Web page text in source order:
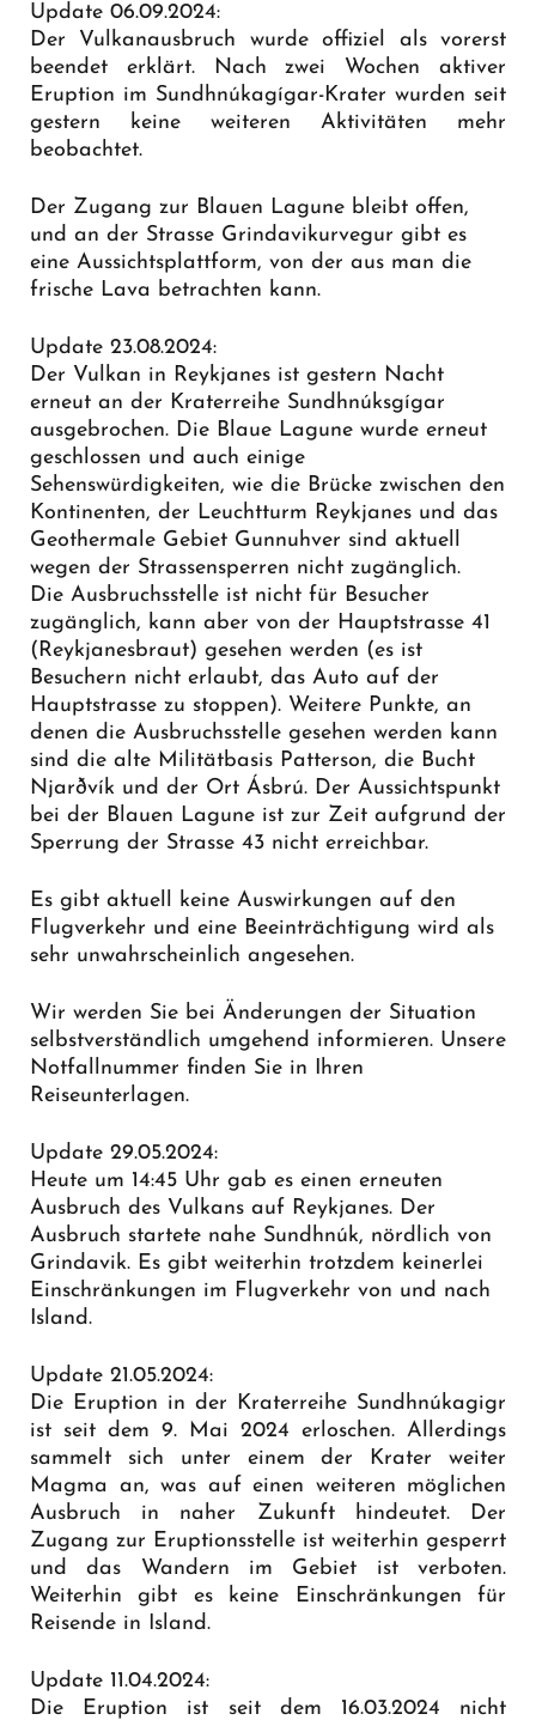
Update 06.09.2024:
Der Vulkanausbruch wurde offiziel als vorerst
beendet erklärt. Nach zwei Wochen aktiver
Eruption im Sundhnúkagígar-Krater wurden seit
gestern keine weiteren Aktivitäten mehr
beobachtet.
Der Zugang zur Blauen Lagune bleibt offen,
und an der Strasse Grindavikurvegur gibt es
eine Aussichtsplattform, von der aus man die
frische Lava betrachten kann.
Update 23.08.2024:
Der Vulkan in Reykjanes ist gestern Nacht
erneut an der Kraterreihe Sundhnúksgígar
ausgebrochen. Die Blaue Lagune wurde erneut
geschlossen und auch einige
Sehenswürdigkeiten, wie die Brücke zwischen den
Kontinenten, der Leuchtturm Reykjanes und das
Geothermale Gebiet Gunnuhver sind aktuell
wegen der Strassensperren nicht zugänglich.
Die Ausbruchsstelle ist nicht für Besucher
zugänglich, kann aber von der Hauptstrasse 41
(Reykjanesbraut) gesehen werden (es ist
Besuchern nicht erlaubt, das Auto auf der
Hauptstrasse zu stoppen). Weitere Punkte, an
denen die Ausbruchsstelle gesehen werden kann
sind die alte Militätbasis Patterson, die Bucht
Njarðvík und der Ort Ásbrú. Der Aussichtspunkt
bei der Blauen Lagune ist zur Zeit aufgrund der
Sperrung der Strasse 43 nicht erreichbar.
Es gibt aktuell keine Auswirkungen auf den
Flugverkehr und eine Beeinträchtigung wird als
sehr unwahrscheinlich angesehen.
Wir werden Sie bei Änderungen der Situation
selbstverständlich umgehend informieren. Unsere
Notfallnummer finden Sie in Ihren
Reiseunterlagen.
Update 29.05.2024:
Heute um 14:45 Uhr gab es einen erneuten
Ausbruch des Vulkans auf Reykjanes. Der
Ausbruch startete nahe Sundhnúk, nördlich von
Grindavik. Es gibt weiterhin trotzdem keinerlei
Einschränkungen im Flugverkehr von und nach
Island.
Update 21.05.2024:
Die Eruption in der Kraterreihe Sundhnúkagigr
ist seit dem 9. Mai 2024 erloschen. Allerdings
sammelt sich unter einem der Krater weiter
Magma an, was auf einen weiteren möglichen
Ausbruch in naher Zukunft hindeutet. Der
Zugang zur Eruptionsstelle ist weiterhin gesperrt
und das Wandern im Gebiet ist verboten.
Weiterhin gibt es keine Einschränkungen für
Reisende in Island.
Update 11.04.2024:
Die Eruption ist seit dem 16.03.2024 nicht